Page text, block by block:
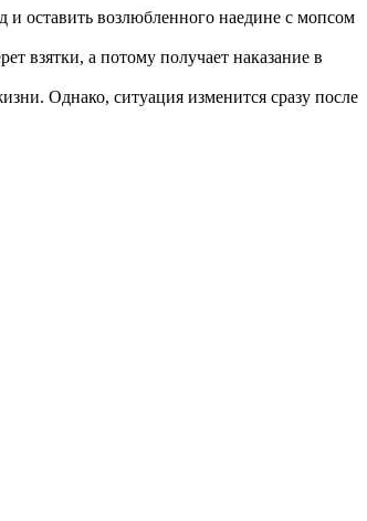
и оставить возлюбленного наедине с мопсом
взятки, а потому получает наказание в
Однако, ситуация изменится сразу после